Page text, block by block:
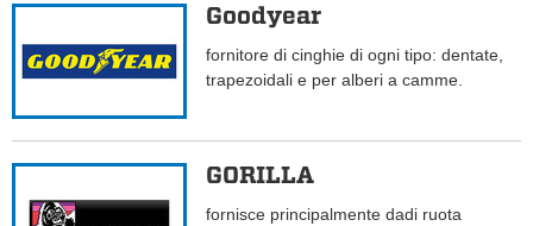
Goodyear
fornitore di cinghie di ogni tipo: dentate,
trapezoidali e per alberi a camme.
GORILLA
fornisce principalmente dadi ruota